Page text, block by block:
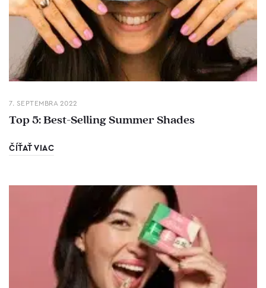
7. SEPTEMBRA 2022
Top 5: Best-Selling Summer Shades
ČÍŤAŤ VIAC